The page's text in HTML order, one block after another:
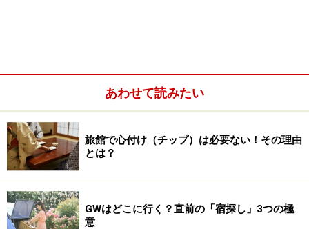
あわせて読みたい
旅館で心付け（チップ）は必要ない！その理由
とは？
GWはどこに行く？直前の「宿探し」3つの極
意